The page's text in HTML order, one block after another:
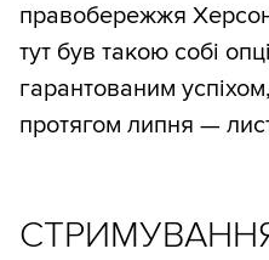
правобережжя
тут був такою собі
гарантованим
протягом липня —